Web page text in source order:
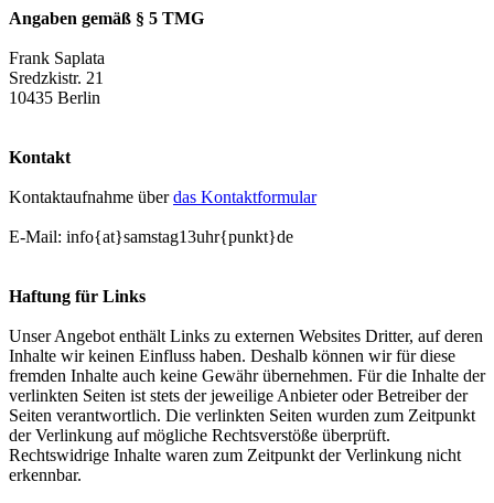
Angaben gemäß § 5 TMG
Frank Saplata
Sredzkistr. 21
10435 Berlin
Kontakt
Kontaktaufnahme überdas Kontaktformular
E-Mail: info{at}samstag13uhr{punkt}de
Haftung für Links
Unser Angebot enthält Links zu externen Websites Dritter, auf deren
Inhalte wir keinen Einfluss haben. Deshalb können wir für diese
fremden Inhalte auch keine Gewähr übernehmen. Für die Inhalte der
verlinkten Seiten ist stets der jeweilige Anbieter oder Betreiber der
Seiten verantwortlich. Die verlinkten Seiten wurden zum Zeitpunkt
der Verlinkung auf mögliche Rechtsverstöße überprüft.
Rechtswidrige Inhalte waren zum Zeitpunkt der Verlinkung nicht
erkennbar.